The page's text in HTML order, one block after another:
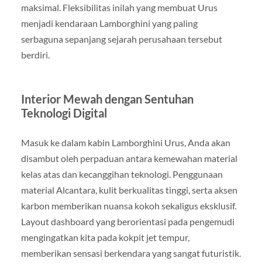
maksimal. Fleksibilitas inilah yang membuat Urus
menjadi kendaraan Lamborghini yang paling
serbaguna sepanjang sejarah perusahaan tersebut
berdiri.
Interior Mewah dengan Sentuhan
Teknologi Digital
Masuk ke dalam kabin Lamborghini Urus, Anda akan
disambut oleh perpaduan antara kemewahan material
kelas atas dan kecanggihan teknologi. Penggunaan
material Alcantara, kulit berkualitas tinggi, serta aksen
karbon memberikan nuansa kokoh sekaligus eksklusif.
Layout dashboard yang berorientasi pada pengemudi
mengingatkan kita pada kokpit jet tempur,
memberikan sensasi berkendara yang sangat futuristik.